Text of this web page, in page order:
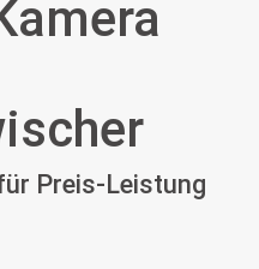
Preis-Leistung